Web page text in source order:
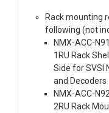
Rack mounting
following (not
NMX-ACC-
1RU Rack
Side for SVSI
and Decoders
NMX-ACC-
2RU Rack